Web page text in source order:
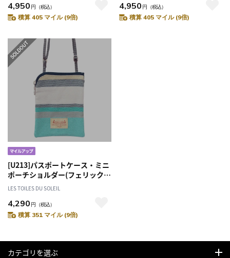
4,950 円 （税込）
積算 405 マイル (9倍)
4,950 円 （税込）
積算 405 マイル (9倍)
[U213]パスポートケース・ミニ
ポーチショルダー(フェリックス
チュコワーズ グリ/FELIX
Turquoise Gris) サコッシュ 旅
行グッズ トラベル
LES TOILES DU SOLEIL
4,290 円 （税込）
積算 351 マイル (9倍)
カテゴリを選ぶ